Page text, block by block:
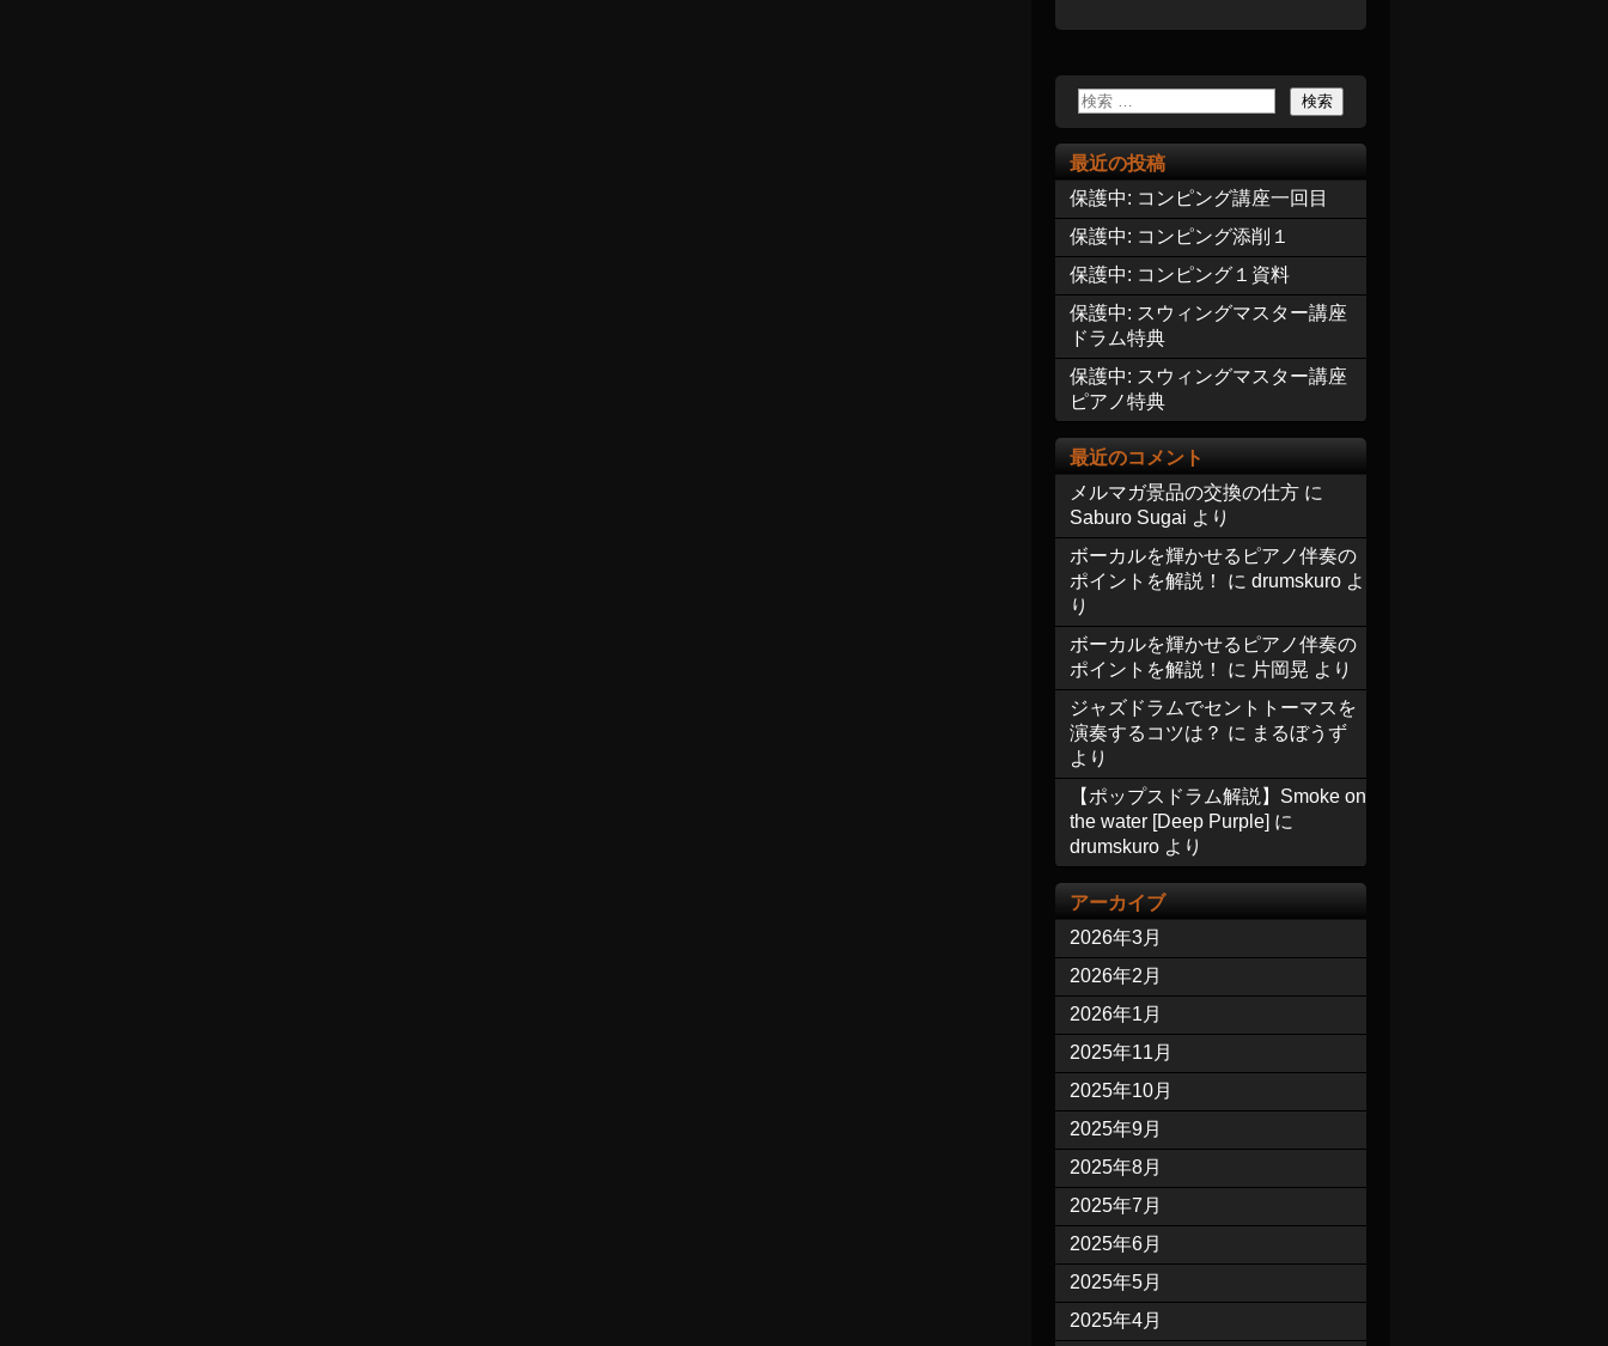
最近の投稿
保護中: コンピング講座一回目
保護中: コンピング添削１
保護中: コンピング１資料
保護中: スウィングマスター講座
ドラム特典
保護中: スウィングマスター講座
ピアノ特典
最近のコメント
メルマガ景品の交換の仕方 に
Saburo Sugai より
ボーカルを輝かせるピアノ伴奏の
ポイントを解説！
に drumskuro よ
り
ボーカルを輝かせるピアノ伴奏の
ポイントを解説！
に 片岡晃 より
ジャズドラムでセントトーマスを
演奏するコツは？ に まるぼうず
より
【ポップスドラム解説】Smoke on
the water [Deep Purple] に
drumskuro より
アーカイブ
2026年3月
2026年2月
2026年1月
2025年11月
2025年10月
2025年9月
2025年8月
2025年7月
2025年6月
2025年5月
2025年4月